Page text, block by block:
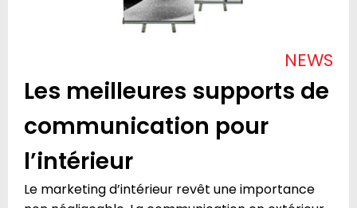
NEWS
Les meilleures supports de
communication pour
l’intérieur
Le marketing d’intérieur revêt une importance